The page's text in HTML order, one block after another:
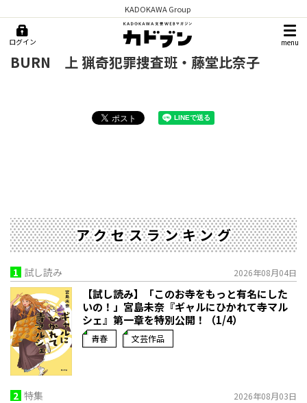
KADOKAWA Group
ログイン menu
BURN 上 猟奇犯罪捜査班・藤堂比奈子
アクセスランキング
1 試し読み 2026年08月04日
【試し読み】「このお寺をもっと有名にした
いの！」宮島未奈『ギャルにひかれて寺マル
シェ』第一章を特別公開！（1/4）
青春 文芸作品
2 特集 2026年08月03日